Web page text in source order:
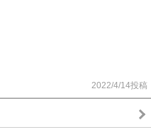
2022/4/14投稿